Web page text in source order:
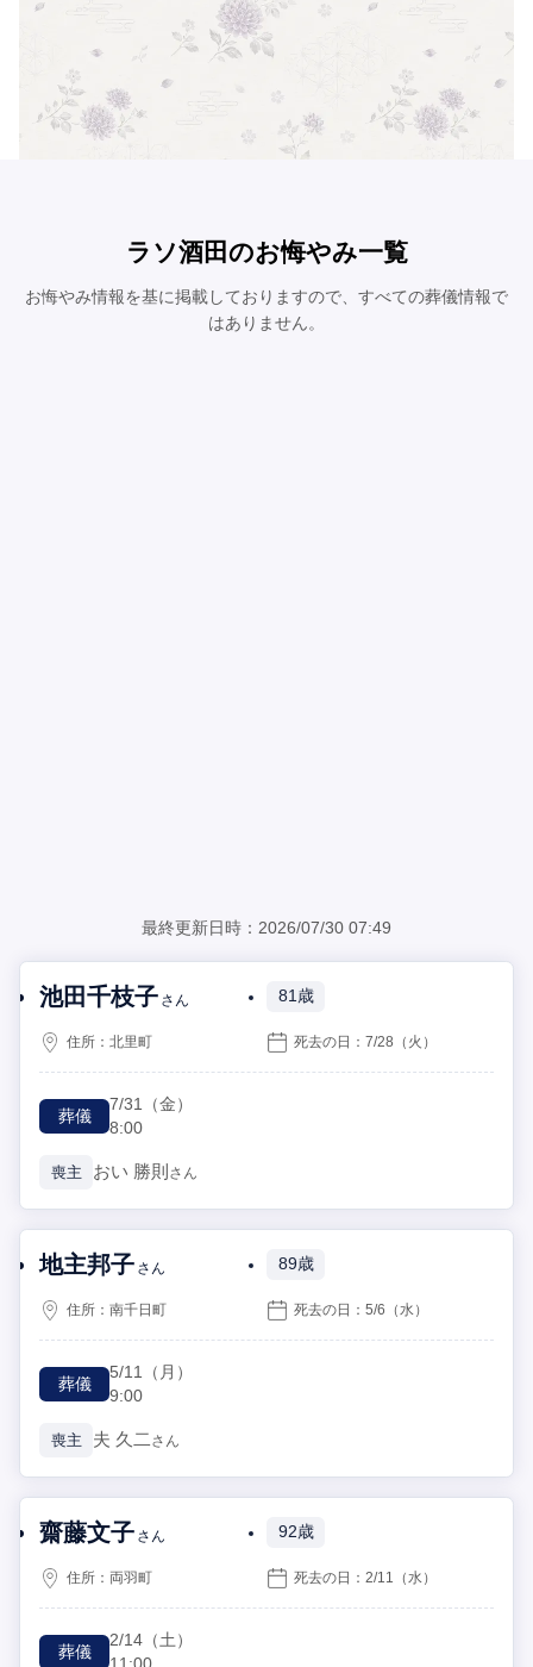
ラソ酒田のお悔やみ一覧
お悔やみ情報を基に掲載しておりますので、すべての葬儀情報で
はありません。
最終更新日時：2026/07/30 07:49
池田千枝子 さん 81歳
住所：北里町 死去の日：7/28 （火）
葬儀
7/31 （金）
8:00
喪主 おい 勝則 さん
地主邦子 さん 89歳
住所：南千日町 死去の日：5/6 （水）
葬儀
5/11 （月）
9:00
喪主 夫 久二さん
齋藤文子 さん 92歳
住所： 両羽町 死去の日：2/11 （水）
葬儀
2/14 （土）